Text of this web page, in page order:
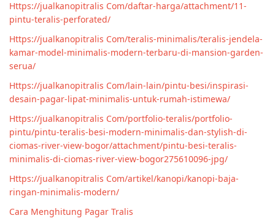
Https://jualkanopitralis Com/daftar-harga/attachment/11-
pintu-teralis-perforated/
Https://jualkanopitralis Com/teralis-minimalis/teralis-jendela-
kamar-model-minimalis-modern-terbaru-di-mansion-garden-
serua/
Https://jualkanopitralis Com/lain-lain/pintu-besi/inspirasi-
desain-pagar-lipat-minimalis-untuk-rumah-istimewa/
Https://jualkanopitralis Com/portfolio-teralis/portfolio-
pintu/pintu-teralis-besi-modern-minimalis-dan-stylish-di-
ciomas-river-view-bogor/attachment/pintu-besi-teralis-
minimalis-di-ciomas-river-view-bogor275610096-jpg/
Https://jualkanopitralis Com/artikel/kanopi/kanopi-baja-
ringan-minimalis-modern/
Cara Menghitung Pagar Tralis